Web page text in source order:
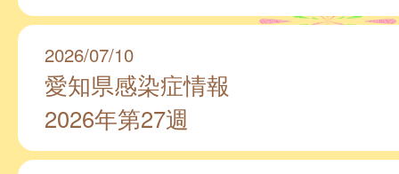
2026/07/10
愛知県感染症情報
2026年第27週